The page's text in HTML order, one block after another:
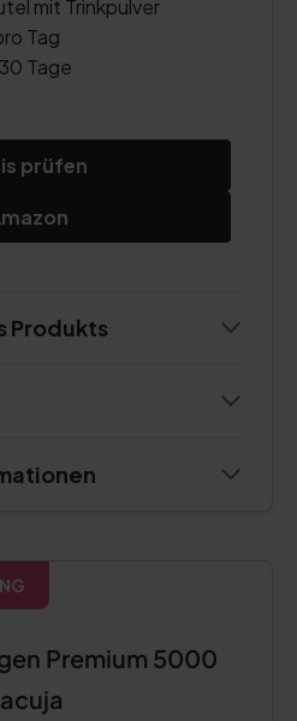
mit Trinkpulver
Tag
30 Tage
prüfen
Produkts
Premium 5000